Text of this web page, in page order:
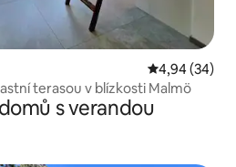
Průměrné
4,94 (34)
terasou v blízkosti Malmö
s verandou